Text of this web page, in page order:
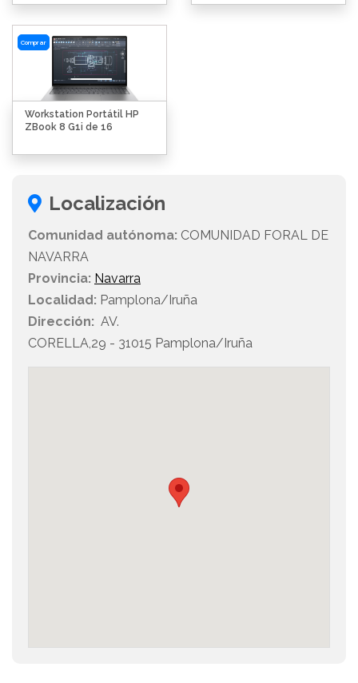
Comprar
Workstation Portátil HP
ZBook 8 G1i de 16
Localización
Comunidad autónoma: COMUNIDAD FORAL DE
NAVARRA
Provincia: Navarra
Localidad: Pamplona/Iruña
Dirección: AV.
CORELLA,29 - 31015 Pamplona/Iruña